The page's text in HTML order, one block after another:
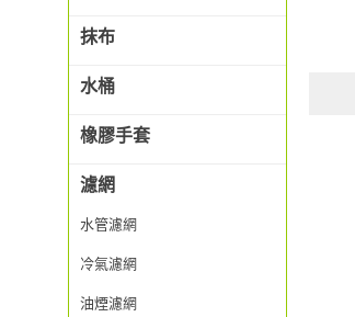
抹布
水桶
橡膠手套
濾網
水管濾網
冷氣濾網
油煙濾網